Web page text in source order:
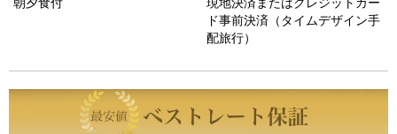
ド事前決済（タイムデザイン手
配旅行）